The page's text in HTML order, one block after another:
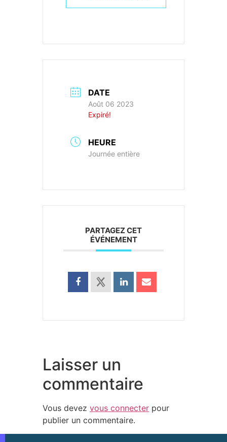
DATE
Août 06 2023
Expiré!
HEURE
Journée entière
PARTAGEZ CET
ÉVÉNEMENT
Laisser un
commentaire
Vous devez vous connecter pour
publier un commentaire.